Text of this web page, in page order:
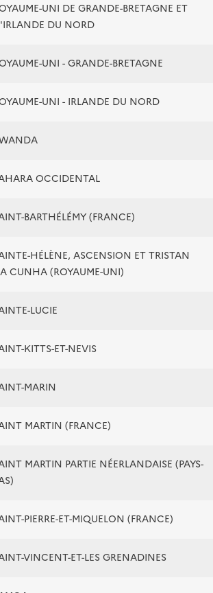
UNI DE GRANDE-BRETAGNE ET
DU NORD
UNI - GRANDE-BRETAGNE
UNI - IRLANDE DU NORD
OCCIDENTAL
BARTHÉLÉMY (FRANCE)
HÉLÈNE, ASCENSION ET TRISTAN
CUNHA (ROYAUME-UNI)
LUCIE
KITTS-ET-NEVIS
MARIN
MARTIN (FRANCE)
MARTIN PARTIE NÉERLANDAISE (PAYS-
PIERRE-ET-MIQUELON (FRANCE)
VINCENT-ET-LES GRENADINES